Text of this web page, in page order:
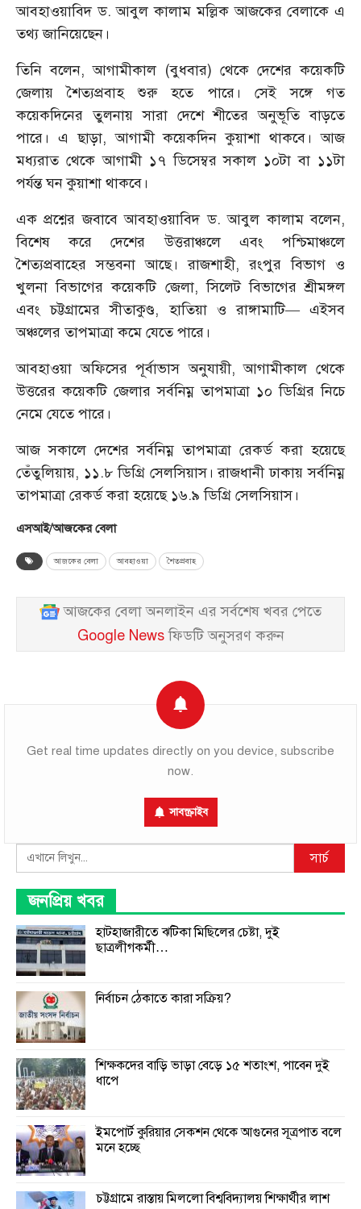
আবহাওয়াবিদ ড. আবুল কালাম মল্লিক আজকের বেলাকে এ
তথ্য জানিয়েছেন।
তিনি বলেন, আগামীকাল (বুধবার) থেকে দেশের কয়েকটি
জেলায় শৈত্যপ্রবাহ শুরু হতে পারে। সেই সঙ্গে গত
কয়েকদিনের তুলনায় সারা দেশে শীতের অনুভূতি বাড়তে
পারে। এ ছাড়া, আগামী কয়েকদিন কুয়াশা থাকবে। আজ
মধ্যরাত থেকে আগামী ১৭ ডিসেম্বর সকাল ১০টা বা ১১টা
পর্যন্ত ঘন কুয়াশা থাকবে।
এক প্রশ্নের জবাবে আবহাওয়াবিদ ড. আবুল কালাম বলেন,
বিশেষ করে দেশের উত্তরাঞ্চলে এবং পশ্চিমাঞ্চলে
শৈত্যপ্রবাহের সম্ভবনা আছে। রাজশাহী, রংপুর বিভাগ ও
খুলনা বিভাগের কয়েকটি জেলা, সিলেট বিভাগের শ্রীমঙ্গল
এবং চট্টগ্রামের সীতাকুণ্ড, হাতিয়া ও রাঙ্গামাটি— এইসব
অঞ্চলের তাপমাত্রা কমে যেতে পারে।
আবহাওয়া অফিসের পূর্বাভাস অনুযায়ী, আগামীকাল থেকে
উত্তরের কয়েকটি জেলার সর্বনিম্ন তাপমাত্রা ১০ ডিগ্রির নিচে
নেমে যেতে পারে।
আজ সকালে দেশের সর্বনিম্ন তাপমাত্রা রেকর্ড করা হয়েছে
তেঁতুলিয়ায়, ১১.৮ ডিগ্রি সেলসিয়াস। রাজধানী ঢাকায় সর্বনিম্ন
তাপমাত্রা রেকর্ড করা হয়েছে ১৬.৯ ডিগ্রি সেলসিয়াস।
এসআই/আজকের বেলা
আজকের বেলা আবহাওয়া শৈতপ্রবাহ
আজকের বেলা অনলাইন এর সর্বশেষ খবর পেতে
Google Newsফিডটি অনুসরণ করুন
Get real time updates directly on you device, subscribe
now.
সাবস্ক্রাইব
Search সার্চ
জনপ্রিয় খবর
হাটহাজারীতে ঝটিকা মিছিলের চেষ্টা, দুই
ছাত্রলীগকর্মী…
নির্বাচন ঠেকাতে কারা সক্রিয়?
শিক্ষকদের বাড়ি ভাড়া বেড়ে ১৫ শতাংশ, পাবেন দুই
ধাপে
ইমপোর্ট কুরিয়ার সেকশন থেকে আগুনের সূত্রপাত বলে
মনে হচ্ছে
চট্টগ্রামে রাস্তায় মিললো বিশ্ববিদ্যালয় শিক্ষার্থীর লাশ